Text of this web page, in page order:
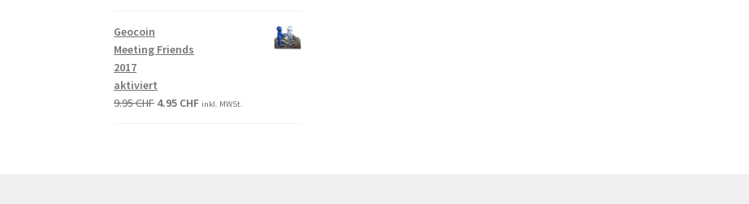
Geocoin
Meeting Friends
2017
aktiviert
9.95CHF 4.95 CHF inkl. MWSt.